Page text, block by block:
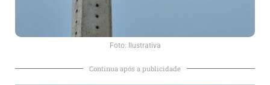
Foto: Ilustrativa
Continua após a publicidade